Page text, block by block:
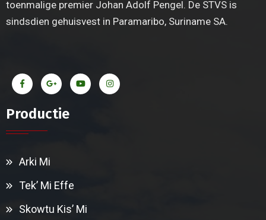
toenmalige premier Johan Adolf Pengel. De STVS is
sindsdien gehuisvest in Paramaribo, Suriname SA.
Productie
Arki Mi
Tek’ Mi Effe
Skowtu Kis’ Mi